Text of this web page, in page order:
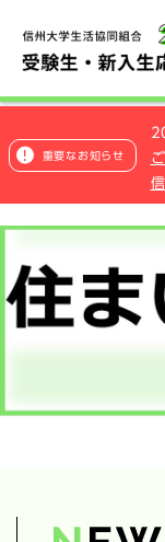
受験生へのご案
新入生保護者向
入学までの準備
重要なお知らせ